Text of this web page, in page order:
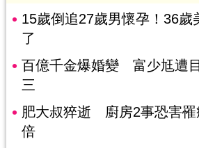
15歲倒追27歲男懷孕！36歲
了
百億千金爆婚變 富少尪遭
三
肥大叔猝逝 廚房2事恐害罹
倍